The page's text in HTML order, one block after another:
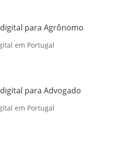
para Agrônomo
em Portugal
para Advogado
em Portugal